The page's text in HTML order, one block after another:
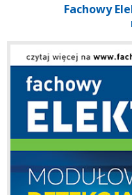
Fachowy